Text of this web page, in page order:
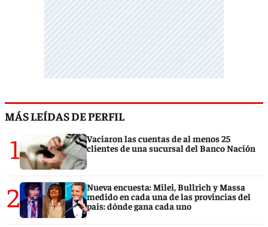
MÁS LEÍDAS DE PERFIL
1
Vaciaron las cuentas de al menos 25
clientes de una sucursal del Banco Nación
2
Nueva encuesta: Milei, Bullrich y Massa
medido en cada una de las provincias del
país: dónde gana cada uno